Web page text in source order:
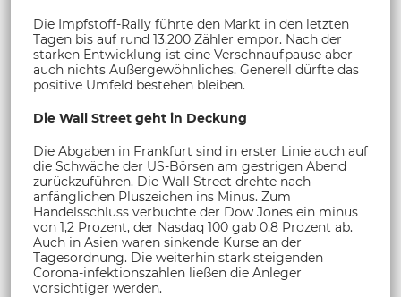
Die Impfstoff-Rally führte den Markt in den letzten
Tagen bis auf rund 13.200 Zähler empor. Nach der
starken Entwicklung ist eine Verschnaufpause aber
auch nichts Außergewöhnliches. Generell dürfte das
positive Umfeld bestehen bleiben.
Die Wall Street geht in Deckung
Die Abgaben in Frankfurt sind in erster Linie auch auf
die Schwäche der US-Börsen am gestrigen Abend
zurückzuführen. Die Wall Street drehte nach
anfänglichen Pluszeichen ins Minus. Zum
Handelsschluss verbuchte der Dow Jones ein minus
von 1,2 Prozent, der Nasdaq 100 gab 0,8 Prozent ab.
Auch in Asien waren sinkende Kurse an der
Tagesordnung. Die weiterhin stark steigenden
Corona-infektionszahlen ließen die Anleger
vorsichtiger werden.